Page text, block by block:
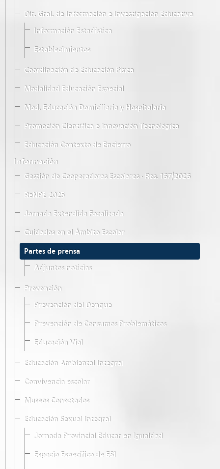
Dir. Gral. de Información e Investigación Educativa
Información Estadística
Establecimientos
Coordinación de Educación Física
Modalidad Educación Especial
Mod. Educación Domiciliaria y Hospitalaria
Promoción Científica e Innovación Tecnológica
Educación Contexto de Encierro
Información
Gestión de Cooperadoras Escolares · Res. 167/2026
ReNPE 2025
Jornada Extendida Focalizada
Cuidados en el Ámbito Escolar
Partes de prensa
Adjuntos noticias
Prevención
Prevención del Dengue
Prevención de Consumos Problemáticos
Educación Vial
Educación Ambiental Integral
Convivencia escolar
Museos Conectados
Educación Sexual Integral
Jornada Provincial Educar en Igualdad
Espacio Específico de ESI